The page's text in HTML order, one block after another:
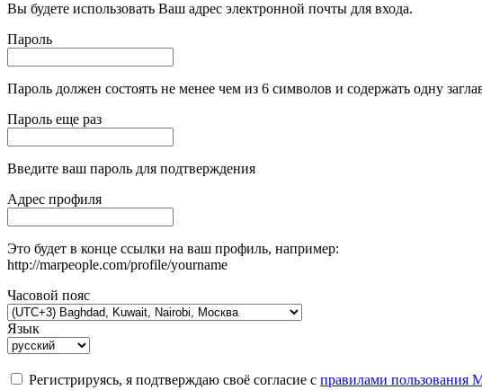
Вы будете использовать Ваш адрес электронной почты для входа.
Пароль
Пароль должен состоять не менее чем из 6 символов и содержать одну
Пароль еще раз
Введите ваш пароль для подтверждения
Адрес профиля
Это будет в конце ссылки на ваш профиль, например:
http://marpeople.com/profile/yourname
Часовой пояс
Язык
Регистрируясь, я подтверждаю своё согласие с правилами пользования